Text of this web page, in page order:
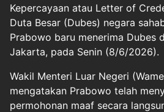
Kepercayaan atau Letter of
Duta Besar (Dubes) negara
Prabowo baru menerima Dubes
Jakarta, pada Senin (8/6/2026).
Wakil Menteri Luar Negeri
mengatakan Prabowo telah
permohonan maaf secara